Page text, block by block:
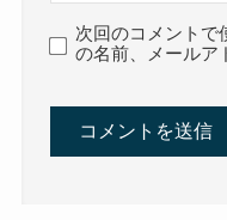
次回のコメントで
の名前、メールア